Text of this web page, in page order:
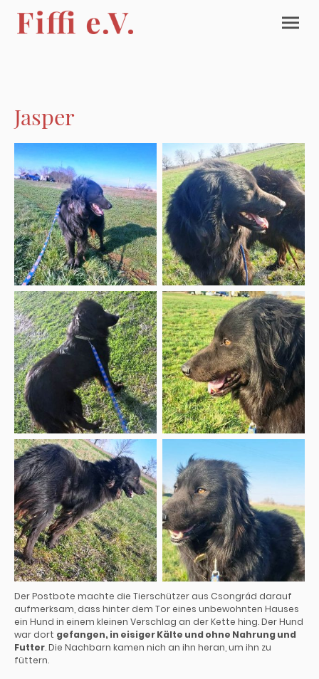
Jasper
Der Postbote machte die Tierschützer aus Csongrád darauf
aufmerksam, dass hinter dem Tor eines unbewohnten Hauses
ein Hund in einem kleinen Verschlag an der Kette hing. Der Hund
war dort gefangen, in eisiger Kälte und ohne Nahrung und
Futter. Die Nachbarn kamen nich an ihn heran, um ihn zu
füttern.